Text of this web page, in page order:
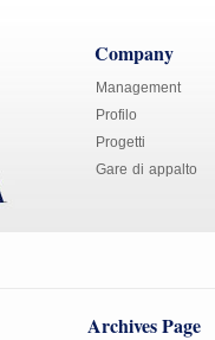
Company
Management
Profilo
Progetti
Gare di appalto
Archives Page